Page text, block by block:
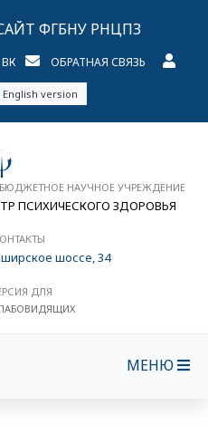
ФГБНУ РНЦПЗ
ВК ОБРАТНАЯ СВЯЗЬ
English version
НАУЧНОЕ УЧРЕЖДЕНИЕ
ПСИХИЧЕСКОГО ЗДОРОВЬЯ
шоссе, 34
ДЛЯ
МЕНЮ